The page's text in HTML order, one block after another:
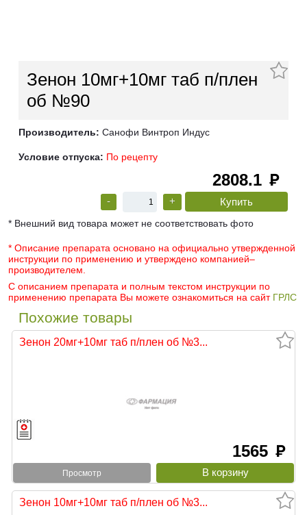
Зенон 10мг+10мг таб п/плен
об №90
Производитель: Санофи Винтроп Индус
Условие отпуска: По рецепту
2808.1 руб
- +
* Внешний вид товара может не соответствовать фото
* Описание препарата основано на официально утвержденной
инструкции по применению и утверждено компанией–
производителем.
С описанием препарата и полным текстом инструкции по
применению препарата Вы можете ознакомиться на сайт ГРЛС
Похожие товары
Зенон 20мг+10мг таб п/плен об №3...
1565 руб
Просмотр
Зенон 10мг+10мг таб п/плен об №3...